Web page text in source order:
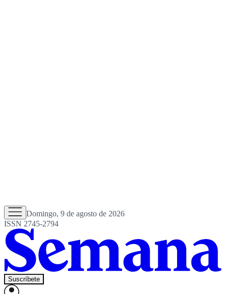
Domingo, 9 de agosto de 2026
ISSN 2745-2794
Suscríbete